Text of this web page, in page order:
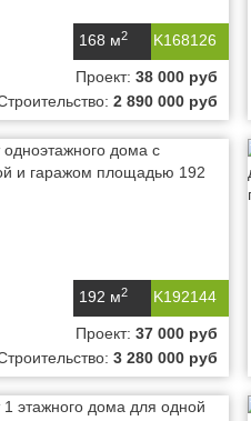
K168126
168 м2
Проект: 38 000 руб
2 890 000 руб
K192144
192 м2
Проект: 37 000 руб
3 280 000 руб